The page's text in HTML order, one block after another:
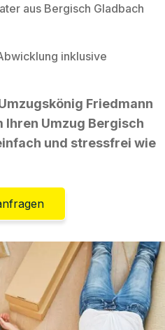
aus Bergisch Gladbach
inklusive
Friedmann
Ihren Umzug Bergisch
und stressfrei wie